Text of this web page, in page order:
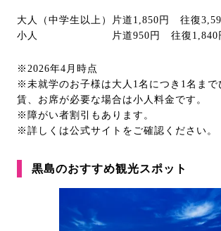
大人（中学生以上）片道1,850円 往復
小人 片道950円 往復1,840
※2026年4月時点
※未就学のお子様は大人1名につき1名まで
賃、お席が必要な場合は小人料金です。
※障がい者割引もあります。
※詳しくは公式サイトをご確認ください。
黒島のおすすめ観光スポット